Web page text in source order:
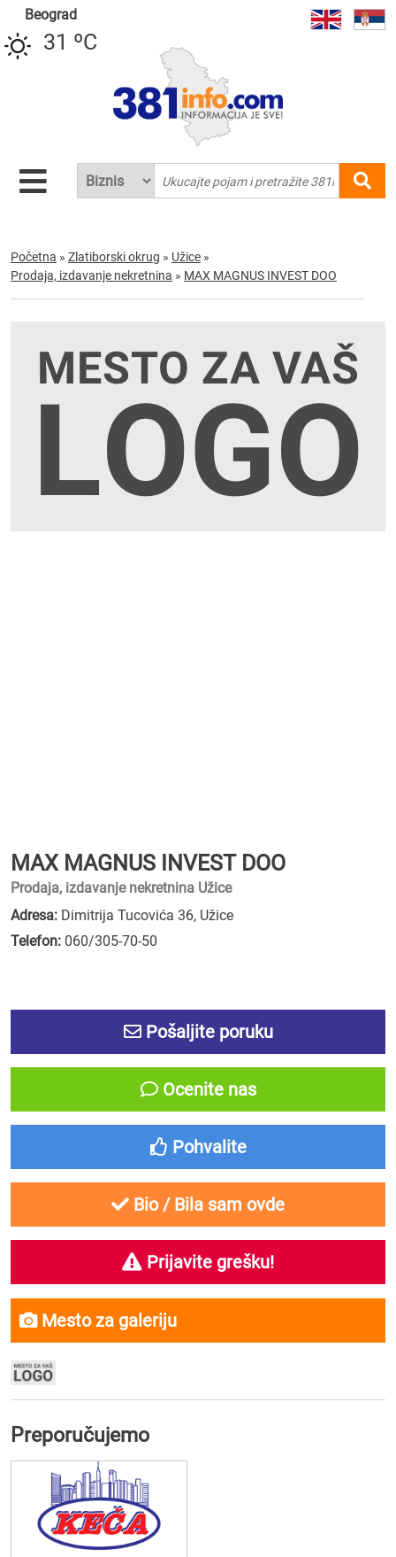
Beograd
31 ºC
Početna » Zlatiborski okrug » Užice »
Prodaja, izdavanje nekretnina » MAX MAGNUS INVEST DOO
MAX MAGNUS INVEST DOO
Prodaja, izdavanje nekretnina Užice
Adresa: Dimitrija Tucovića 36, Užice
Telefon: 060/305-70-50
Pošaljite poruku
Ocenite nas
Pohvalite
Bio / Bila sam ovde
Prijavite grešku!
Mesto za galeriju
Preporučujemo